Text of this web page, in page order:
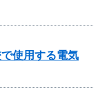
使用する電気